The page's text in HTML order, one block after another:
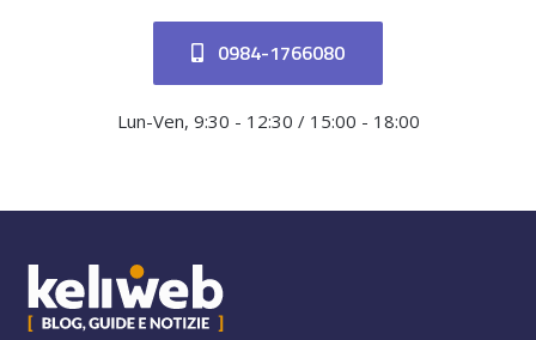
0984-1766080
Lun-Ven, 9:30 - 12:30 / 15:00 - 18:00